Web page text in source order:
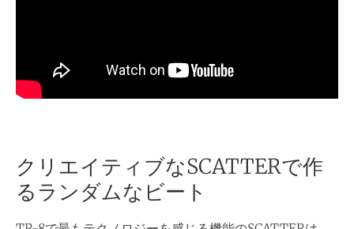
クリエイティブなSCATTERで作
るランダムなビート